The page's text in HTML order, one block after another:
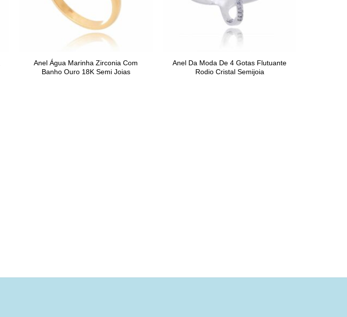
Anel Água Marinha Zirconia Com
Banho Ouro 18K Semi Joias
Anel Da Moda De 4 Gotas Flutuante
Rodio Cristal Semijoia